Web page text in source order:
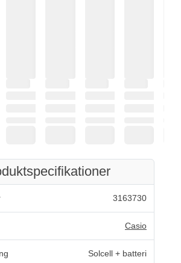
3163730
Casio
Solcell + batteri